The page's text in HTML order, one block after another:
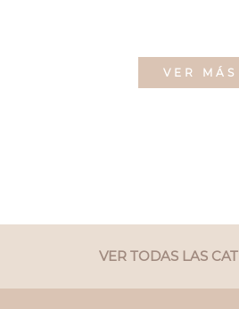
VER MÁS
VER TODAS LAS